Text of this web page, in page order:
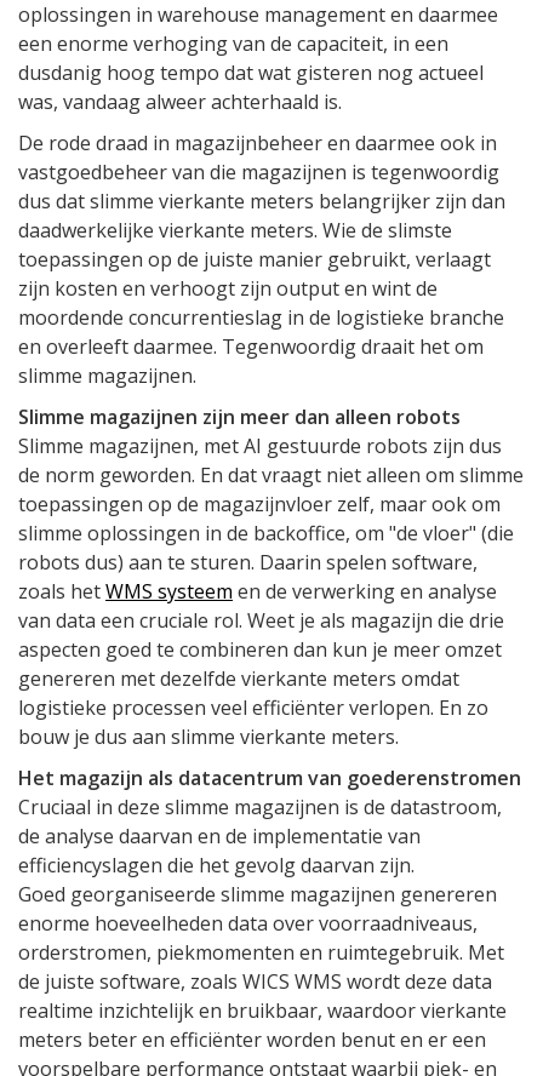
oplossingen in warehouse management en daarmee
een enorme verhoging van de capaciteit, in een
dusdanig hoog tempo dat wat gisteren nog actueel
was, vandaag alweer achterhaald is.
De rode draad in magazijnbeheer en daarmee ook in
vastgoedbeheer van die magazijnen is tegenwoordig
dus dat slimme vierkante meters belangrijker zijn dan
daadwerkelijke vierkante meters. Wie de slimste
toepassingen op de juiste manier gebruikt, verlaagt
zijn kosten en verhoogt zijn output en wint de
moordende concurrentieslag in de logistieke branche
en overleeft daarmee. Tegenwoordig draait het om
slimme magazijnen.
Slimme magazijnen zijn meer dan alleen robots
Slimme magazijnen, met AI gestuurde robots zijn dus
de norm geworden. En dat vraagt niet alleen om slimme
toepassingen op de magazijnvloer zelf, maar ook om
slimme oplossingen in de backoffice, om "de vloer" (die
robots dus) aan te sturen. Daarin spelen software,
zoals hetWMS systeem en de verwerking en analyse
van data een cruciale rol. Weet je als magazijn die drie
aspecten goed te combineren dan kun je meer omzet
genereren met dezelfde vierkante meters omdat
logistieke processen veel efficiënter verlopen. En zo
bouw je dus aan slimme vierkante meters.
Het magazijn als datacentrum van goederenstromen
Cruciaal in deze slimme magazijnen is de datastroom,
de analyse daarvan en de implementatie van
efficiencyslagen die het gevolg daarvan zijn.
Goed georganiseerde slimme magazijnen genereren
enorme hoeveelheden data over voorraadniveaus,
orderstromen, piekmomenten en ruimtegebruik. Met
de juiste software, zoals WICS WMS wordt deze data
realtime inzichtelijk en bruikbaar, waardoor vierkante
meters beter en efficiënter worden benut en er een
voorspelbare performance ontstaat waarbij piek- en